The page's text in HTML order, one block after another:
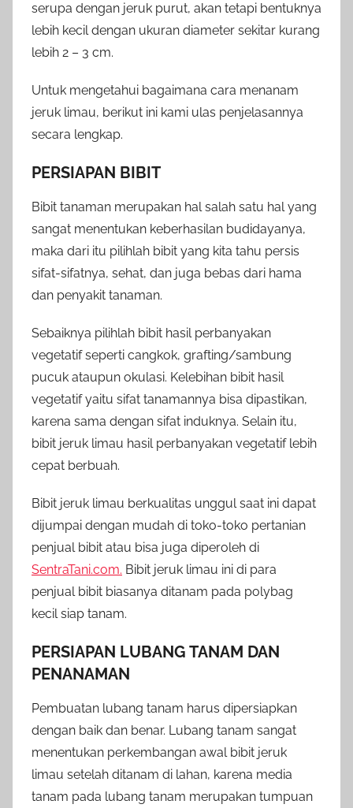
serupa dengan jeruk purut, akan tetapi bentuknya
lebih kecil dengan ukuran diameter sekitar kurang
lebih 2 – 3 cm.
Untuk mengetahui bagaimana cara menanam
jeruk limau, berikut ini kami ulas penjelasannya
secara lengkap.
PERSIAPAN BIBIT
Bibit tanaman merupakan hal salah satu hal yang
sangat menentukan keberhasilan budidayanya,
maka dari itu pilihlah bibit yang kita tahu persis
sifat-sifatnya, sehat, dan juga bebas dari hama
dan penyakit tanaman.
Sebaiknya pilihlah bibit hasil perbanyakan
vegetatif seperti cangkok, grafting/sambung
pucuk ataupun okulasi. Kelebihan bibit hasil
vegetatif yaitu sifat tanamannya bisa dipastikan,
karena sama dengan sifat induknya. Selain itu,
bibit jeruk limau hasil perbanyakan vegetatif lebih
cepat berbuah.
Bibit jeruk limau berkualitas unggul saat ini dapat
dijumpai dengan mudah di toko-toko pertanian
penjual bibit atau bisa juga diperoleh di
SentraTani.com. Bibit jeruk limau ini di para
penjual bibit biasanya ditanam pada polybag
kecil siap tanam.
PERSIAPAN LUBANG TANAM DAN
PENANAMAN
Pembuatan lubang tanam harus dipersiapkan
dengan baik dan benar. Lubang tanam sangat
menentukan perkembangan awal bibit jeruk
limau setelah ditanam di lahan, karena media
tanam pada lubang tanam merupakan tumpuan